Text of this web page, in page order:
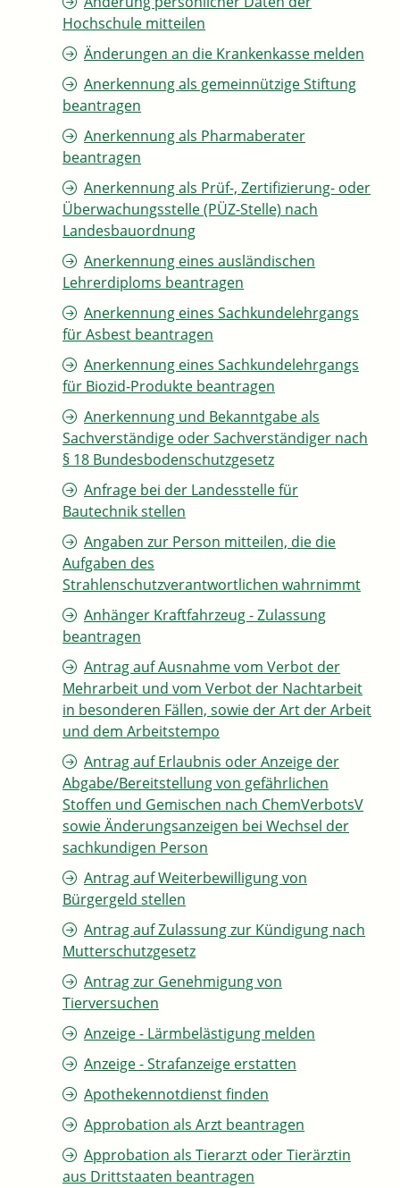
Hochschule mitteilen
Änderungen an die Krankenkasse melden
Anerkennung als gemeinnützige Stiftung
beantragen
Anerkennung als Pharmaberater
beantragen
Anerkennung als Prüf-, Zertifizierung- oder
Überwachungsstelle (PÜZ-Stelle) nach
Landesbauordnung
Anerkennung eines ausländischen
Lehrerdiploms beantragen
Anerkennung eines Sachkundelehrgangs
für Asbest beantragen
Anerkennung eines Sachkundelehrgangs
für Biozid-Produkte beantragen
Anerkennung und Bekanntgabe als
Sachverständige oder Sachverständiger nach
§ 18 Bundesbodenschutzgesetz
Anfrage bei der Landesstelle für
Bautechnik stellen
Angaben zur Person mitteilen, die die
Aufgaben des
Strahlenschutzverantwortlichen wahrnimmt
Anhänger Kraftfahrzeug - Zulassung
beantragen
Antrag auf Ausnahme vom Verbot der
Mehrarbeit und vom Verbot der Nachtarbeit
in besonderen Fällen, sowie der Art der Arbeit
und dem Arbeitstempo
Antrag auf Erlaubnis oder Anzeige der
Abgabe/Bereitstellung von gefährlichen
Stoffen und Gemischen nach ChemVerbotsV
sowie Änderungsanzeigen bei Wechsel der
sachkundigen Person
Antrag auf Weiterbewilligung von
Bürgergeld stellen
Antrag auf Zulassung zur Kündigung nach
Mutterschutzgesetz
Antrag zur Genehmigung von
Tierversuchen
Anzeige - Lärmbelästigung melden
Anzeige - Strafanzeige erstatten
Apothekennotdienst finden
Approbation als Arzt beantragen
Approbation als Tierarzt oder Tierärztin
aus Drittstaaten beantragen